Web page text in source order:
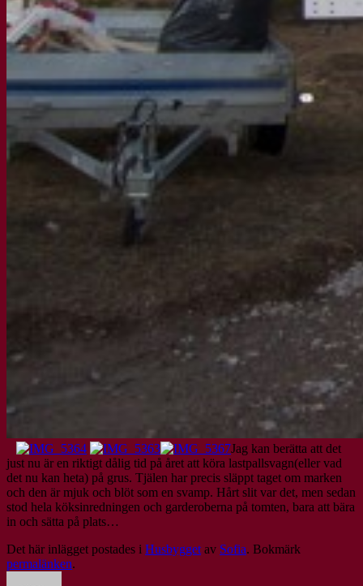
Jag kan berätta att det
just nu är en riktigt dålig tid på året att köra lastpallsvagn(eller vad
det nu kan heta) på grus. Tjälen har precis släppt taget om marken
och den är mjuk och blöt som en svamp. Hårt slit var det, men sedan
stod hela köksinredningen och garderoberna på tomten, bara att bära
in och sätta på plats…
Det här inlägget postades i Husbyggetav Sofia. Bokmärk
permalänken.